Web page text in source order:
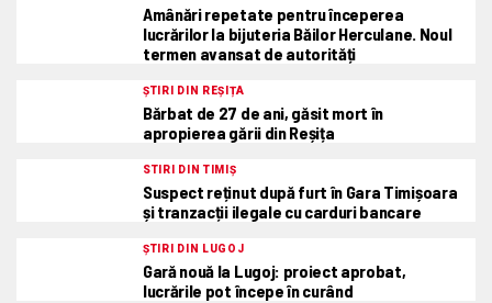
Amânări repetate pentru începerea
lucrărilor la bijuteria Băilor Herculane. Noul
termen avansat de autorități
ȘTIRI DIN REȘIȚA
Bărbat de 27 de ani, găsit mort în
apropierea gării din Reșița
STIRI DIN TIMIȘ
Suspect reținut după furt în Gara Timișoara
și tranzacții ilegale cu carduri bancare
ȘTIRI DIN LUGOJ
Gară nouă la Lugoj: proiect aprobat,
lucrările pot începe în curând